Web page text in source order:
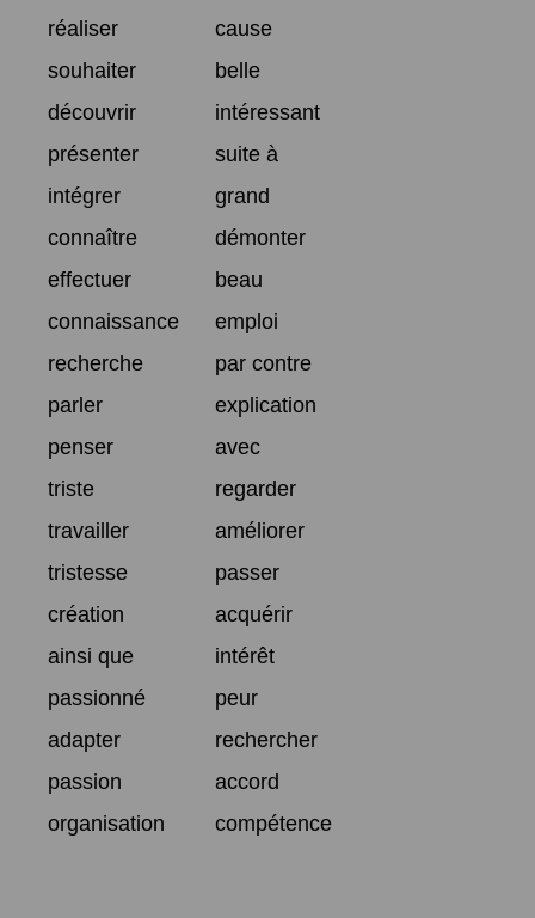
réaliser
cause
souhaiter
belle
découvrir
intéressant
présenter
suite à
intégrer
grand
connaître
démonter
effectuer
beau
connaissance
emploi
recherche
par contre
parler
explication
penser
avec
triste
regarder
travailler
améliorer
tristesse
passer
création
acquérir
ainsi que
intérêt
passionné
peur
adapter
rechercher
passion
accord
organisation
compétence